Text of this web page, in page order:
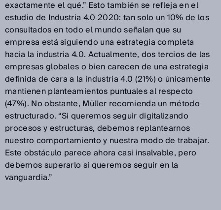
exactamente el qué.” Esto también se refleja en el
estudio de Industria 4.0 2020: tan solo un 10% de los
consultados en todo el mundo señalan que su
empresa está siguiendo una estrategia completa
hacia la industria 4.0. Actualmente, dos tercios de las
empresas globales o bien carecen de una estrategia
definida de cara a la industria 4.0 (21%) o únicamente
mantienen planteamientos puntuales al respecto
(47%). No obstante, Müller recomienda un método
estructurado. “Si queremos seguir digitalizando
procesos y estructuras, debemos replantearnos
nuestro comportamiento y nuestra modo de trabajar.
Este obstáculo parece ahora casi insalvable, pero
debemos superarlo si queremos seguir en la
vanguardia.”